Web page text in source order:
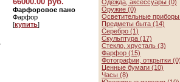
Фарфоровое пано
Фарфор
[купить]
Одежда, аксессуары (0)
Оружие (0)
Осветительные
Предметы быта (14)
Серебро (1)
Скульптура (17)
Стекло, хрусталь (3)
Фарфор (15)
Фотографии, открытки (0)
Ценные бумаги (10)
Часы (8)